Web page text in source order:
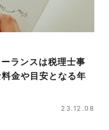
ランスは税理士事
金や目安となる年
23.12.08